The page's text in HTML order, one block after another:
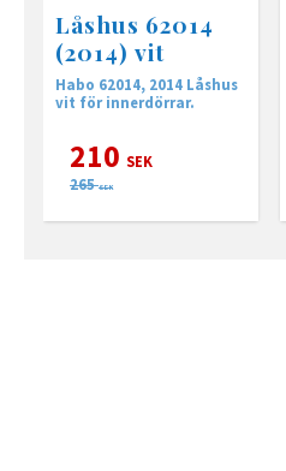
Låshus 62014
(2014) vit
Habo 62014, 2014 Låshus
vit för innerdörrar.
210 SEK
265 SEK